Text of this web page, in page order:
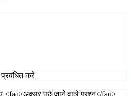
करें
<faq>अक्सर पूछे जाने वाले प्रश्न</faq>